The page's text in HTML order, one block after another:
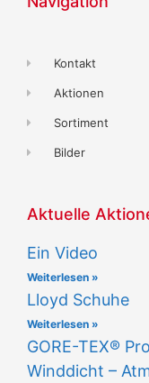
Kontakt
Aktionen
Sortiment
Bilder
Aktuelle
Ein Video
Weiterlesen »
Lloyd Schuhe
Weiterlesen »
GORE-TEX®
Winddicht –